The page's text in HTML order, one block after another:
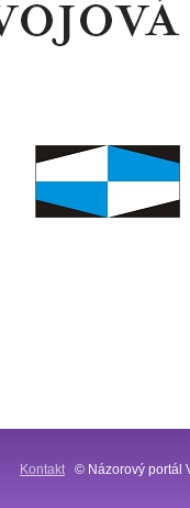
Kontakt © Názorový portál